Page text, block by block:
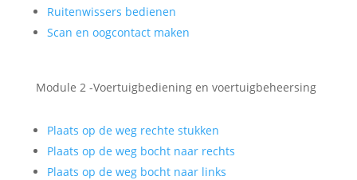
Ruitenwissers bedienen
Scan en oogcontact maken
Module 2 -Voertuigbediening en voertuigbeheersing
Plaats op de weg rechte stukken
Plaats op de weg bocht naar rechts
Plaats op de weg bocht naar links